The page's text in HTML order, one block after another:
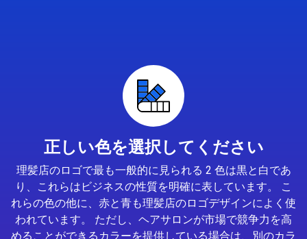
正しい色を選択してください
理髪店のロゴで最も一般的に見られる 2 色は黒と白であ
り、これらはビジネスの性質を明確に表しています。 こ
れらの色の他に、赤と青も理髪店のロゴデザインによく使
われています。 ただし、ヘアサロンが市場で競争力を高
めることができるカラーを提供している場合は、別のカラ